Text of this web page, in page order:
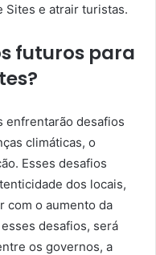
Sites e atrair turistas.
futuros para
enfrentarão desafios
climáticas, o
Esses desafios
dos locais,
com o aumento da
desafios, será
os governos, a